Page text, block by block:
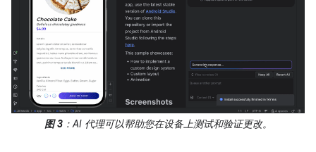
图 3：AI 代理可以帮助您在设备上测试和验证更改。